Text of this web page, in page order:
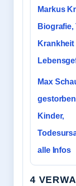
Markus
Biografie,
Krankheit
Max
Kinder,
alle Infos
4